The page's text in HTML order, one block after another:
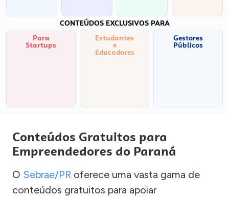
CONTEÚDOS EXCLUSIVOS PARA
Para
Startups
Estudantes
e
Educadores
Gestores
Públicos
Conteúdos Gratuitos para
Empreendedores do Paraná
O Sebrae/PR oferece uma vasta gama de
conteúdos gratuitos para apoiar